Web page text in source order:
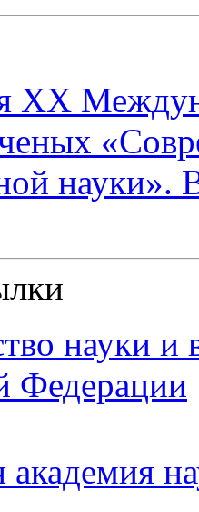
XХ
науки».
науки и
Федерации
академия